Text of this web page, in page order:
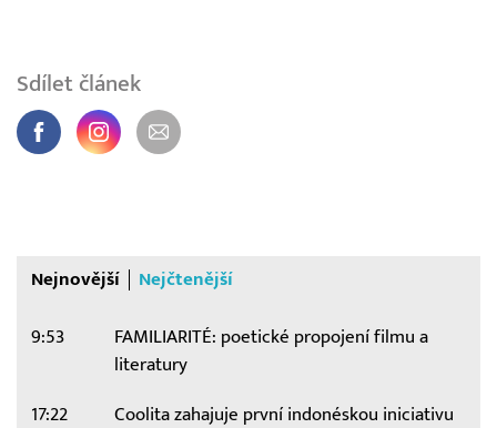
Sdílet článek
Nejnovější Nejčtenější
9:53
FAMILIARITÉ: poetické propojení filmu a
literatury
17:22
Coolita zahajuje první indonéskou iniciativu